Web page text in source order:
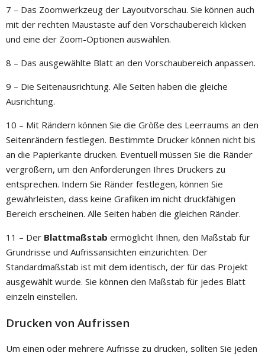
7 – Das Zoomwerkzeug der Layoutvorschau. Sie können auch
mit der rechten Maustaste auf den Vorschaubereich klicken
und eine der Zoom-Optionen auswählen.
8 – Das ausgewählte Blatt an den Vorschaubereich anpassen.
9 – Die Seitenausrichtung. Alle Seiten haben die gleiche
Ausrichtung.
10 – Mit Rändern können Sie die Größe des Leerraums an den
Seitenrändern festlegen. Bestimmte Drucker können nicht bis
an die Papierkante drucken. Eventuell müssen Sie die Ränder
vergrößern, um den Anforderungen Ihres Druckers zu
entsprechen. Indem Sie Ränder festlegen, können Sie
gewährleisten, dass keine Grafiken im nicht druckfähigen
Bereich erscheinen. Alle Seiten haben die gleichen Ränder.
11 – Der Blattmaßstab ermöglicht Ihnen, den Maßstab für
Grundrisse und Aufrissansichten einzurichten. Der
Standardmaßstab ist mit dem identisch, der für das Projekt
ausgewählt wurde. Sie können den Maßstab für jedes Blatt
einzeln einstellen.
Drucken von Aufrissen
Um einen oder mehrere Aufrisse zu drucken, sollten Sie jeden